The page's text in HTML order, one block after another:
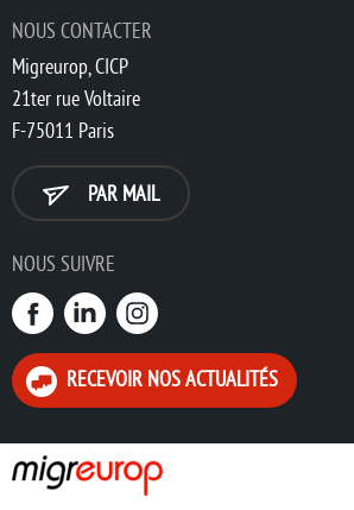
NOUS CONTACTER
Migreurop, CICP
21ter rue Voltaire
F-75011 Paris
PAR MAIL
NOUS SUIVRE
RECEVOIR NOS ACTUALITÉS